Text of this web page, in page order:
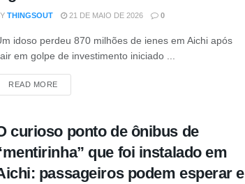
THINGSOUT 21 DE MAIO DE 2026 0
idoso perdeu 870 milhões de ienes em Aichi após
em golpe de investimento iniciado ...
READ MOREDETAILS
curioso ponto de ônibus de
que foi instalado em
passageiros podem esperar e